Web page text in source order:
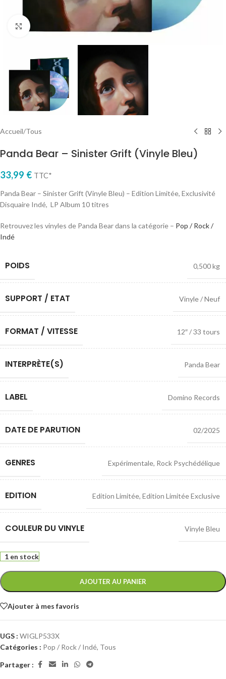
Cliquez pour agrandir
Accueil/Tous
Panda Bear – Sinister Grift (Vinyle Bleu)
33,99 € TTC*
Panda Bear – Sinister Grift (Vinyle Bleu) – Edition Limitée, Exclusivité
Disquaire Indé, LP Album 10 titres
Retrouvez les vinyles de Panda Bear dans la catégorie – Pop / Rock /
Indé
POIDS 0,500 kg
SUPPORT / ETAT Vinyle / Neuf
FORMAT / VITESSE 12″ / 33 tours
INTERPRÈTE(S) Panda Bear
LABEL Domino Records
DATE DE PARUTION 02/2025
GENRES Expérimentale, Rock Psychédélique
EDITION Edition Limitée, Edition Limitée Exclusive
COULEUR DU VINYLE Vinyle Bleu
1 en stock
AJOUTER AU PANIER
Ajouter à mes favoris
UGS : WIGLP533X
Catégories : Pop / Rock / Indé, Tous
Partager :